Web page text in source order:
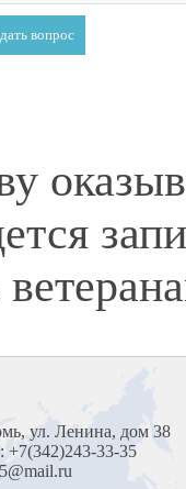
ул. Ленина, дом 38
+7(342)243-33-35